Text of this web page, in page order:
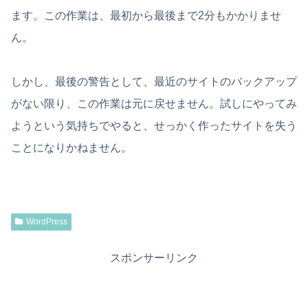
ます。この作業は、最初から最後まで2分もかかりませ
ん。
しかし、最後の警告として、最近のサイトのバックアップ
がない限り、この作業は元に戻せません。試しにやってみ
ようという気持ちでやると、せっかく作ったサイトを失う
ことになりかねません。
WordPress
スポンサーリンク